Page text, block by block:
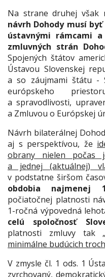
Na strane druhej
návrh Dohody musí
ústavnými rámcami
zmluvných strán
Spojených štátov
Ústavou Slovenskej
a so záujmami štátu -
európskeho
a spravodlivosti,
a Zmluvou o Európskej
Návrh bilaterálnej
aj s perspektívou, že
obrany nielen počas
a jednej (aktuálnej)
v podstatne širšom
obdobia najmenej
počiatočnej platnosti
1-ročná výpovedná
celú spoločnosť
platnosti zmluvy tak
minimálne budúcich
V zmysle čl. 1 ods. 1
zvrchovaný,